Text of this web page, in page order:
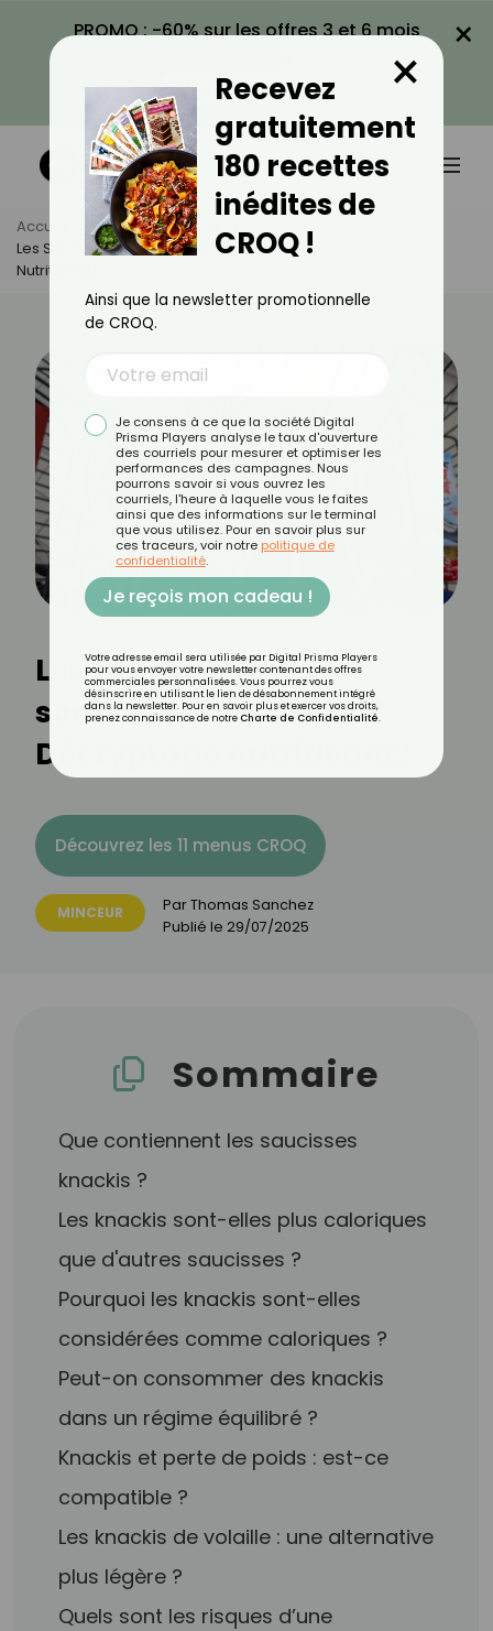
PROMO : -60% sur les offres 3 et 6 mois
VOIR LA PROMO
×
Accueil Actus
Minceur
Les Saucisses Knackis Sont-Elles Caloriques ? Décryptage
Nutritionnel
Les saucisses knackis
sont-elles caloriques ?
Décryptage nutritionnel
Découvrez les 11 menus CROQ
MINCEUR ParThomas Sanchez
Publié le 29/07/2025
Sommaire
Que contiennent les saucisses
knackis ?
Les knackis sont-elles plus caloriques
que d'autres saucisses ?
Pourquoi les knackis sont-elles
considérées comme caloriques ?
Peut-on consommer des knackis
dans un régime équilibré ?
Knackis et perte de poids : est-ce
compatible ?
Les knackis de volaille : une alternative
plus légère ?
Quels sont les risques d’une
Recevez
gratuitement
180 recettes
inédites de
CROQ !
×
Ainsi que la newsletter promotionnelle
de CROQ.
Je consens à ce que la société Digital
Prisma Players analyse le taux d'ouverture
des courriels pour mesurer et optimiser les
performances des campagnes. Nous
pourrons savoir si vous ouvrez les
courriels, l'heure à laquelle vous le faites
ainsi que des informations sur le terminal
que vous utilisez. Pour en savoir plus sur
ces traceurs, voir notre politique de
confidentialité.
Je reçois mon cadeau !
Votre adresse email sera utilisée par Digital Prisma Players
pour vous envoyer votre newsletter contenant des offres
commerciales personnalisées. Vous pourrez vous
désinscrire en utilisant le lien de désabonnement intégré
dans la newsletter. Pour en savoir plus et exercer vos droits,
prenez connaissance de notre Charte de Confidentialité.